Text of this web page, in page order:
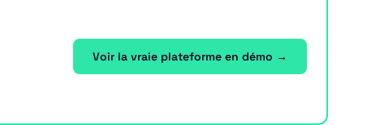
Voir la vraie plateforme en démo →